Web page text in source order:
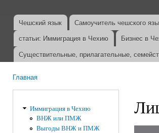
Главное меню
Чешский язык Самоучитель чешского
статьи: Иммиграция в Чехию
Бизнес в
Существительные, прилагательные,
Главная
Иммиграция в Чехию
ВНЖ или ПМЖ
Выгоды ВНЖ и ПМЖ